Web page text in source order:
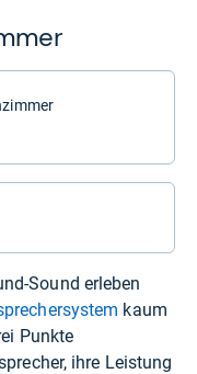
Sound erleben
kaum
Punkte
ihre Leistung